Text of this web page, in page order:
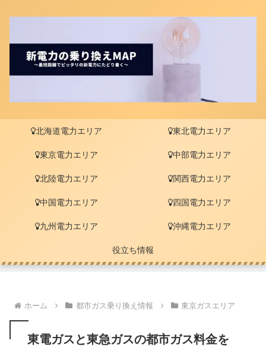
北海道電力エリア 東北電力エリア
東京電力エリア 中部電力エリア
北陸電力エリア 関西電力エリア
中国電力エリア 四国電力エリア
九州電力エリア 沖縄電力エリア
役立ち情報
ホーム 都市ガス乗り換え情報 東京ガスエリア
東電ガスと東急ガスの都市ガス料金を